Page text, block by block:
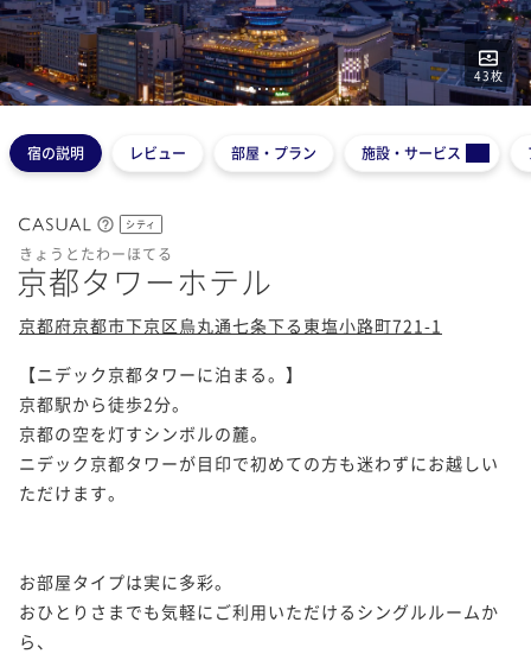
43枚
12345
宿の説明 レビュー 部屋・プラン 施設・サービス
シティ
きょうとたわーほてる
京都タワーホテル
京都府京都市下京区烏丸通七条下る東塩小路町721-1
【ニデック京都タワーに泊まる。】
京都駅から徒歩2分。
京都の空を灯すシンボルの麓。
ニデック京都タワーが目印で初めての方も迷わずにお越しい
ただけます。
お部屋タイプは実に多彩。
おひとりさまでも気軽にご利用いただけるシングルルームか
ら、